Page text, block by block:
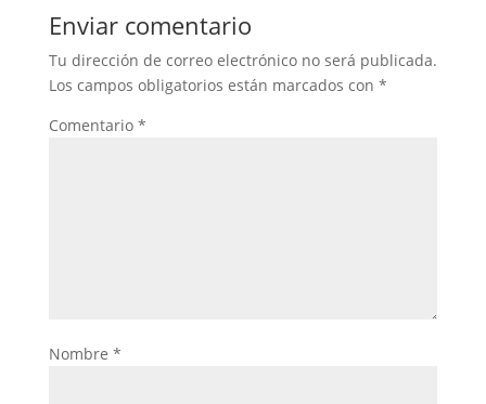
Enviar comentario
Tu dirección de correo electrónico no será publicada.
Los campos obligatorios están marcados con *
Comentario *
Nombre *